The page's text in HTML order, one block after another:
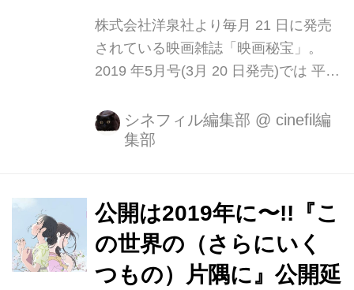
株式会社洋泉社より毎月 21 日に発売
されている映画雑誌「映画秘宝」。
2019 年5月号(3月 20 日発売)では 平成
徹底総括! 激動の時代「平成」に輝き
を放った傑作映画を大発表! 2019 年5
道な独裁者イモータン・ジョー! 『映
画秘宝』編集部が独断と偏見で選ぶ、
1989 年〜2019 年までの問答無用の平
成映画ベスト10、栄光の第1位に輝い
シネフィル編集部 @ cinefil編
集部
公開は2019年に〜!!『こ
の世界の（さらにいく
つもの）片隅に』公開延